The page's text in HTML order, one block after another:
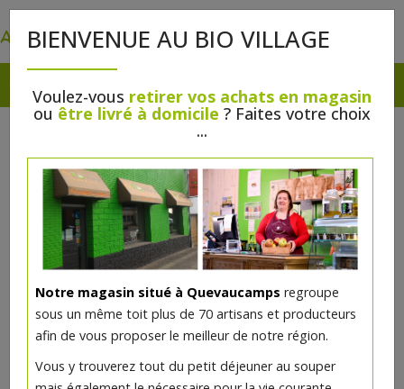
BIENVENUE AU BIO VILLAGE
Voulez-vous retirer vos achats en magasin
ou être livré à domicile ? Faites votre choix
...
Notre magasin situé à Quevaucamps regroupe
sous un même toit plus de 70 artisans et producteurs
afin de vous proposer le meilleur de notre région.
Vous y trouverez tout du petit déjeuner au souper